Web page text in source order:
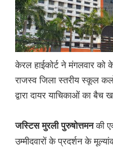
केरल हाईकोर्ट ने मंगलवार
राजस्व जिला स्तरीय स्कूल
द्वारा दायर याचिकाओं का बैच
जस्टिस मुरली पुरुषोत्तमनकी
उम्मीदवारों के प्रदर्शन के